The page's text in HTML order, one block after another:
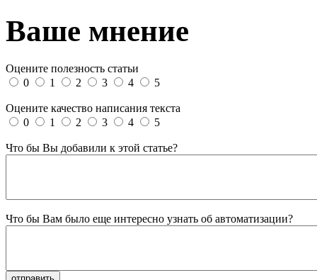
Ваше мнение
Оцените полезность статьи
0
1 2 3 4 5
Оцените качество написания текста
0
1 2 3 4 5
Что бы Вы добавили к этой статье?
Что бы Вам было еще интересно узнать об автоматизации?